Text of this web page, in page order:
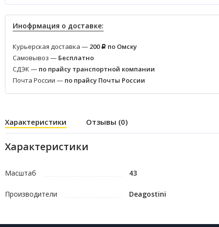
Инофрмация о доставке:
Курьерская доставка — 200 Р по Омску
Самовывоз — Бесплатно
СДЭК — по прайсу транспортной компании
Почта России — по прайсу Почты России
Характеристики Отзывы (0)
Характеристики
Масштаб 43
Производители Deagostini